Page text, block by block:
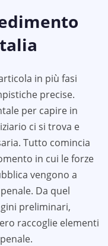
in più fasi
precise.
per capire in
ci si trova e
Tutto comincia
in cui le forze
vengono a
Da quel
preliminari,
raccoglie elementi